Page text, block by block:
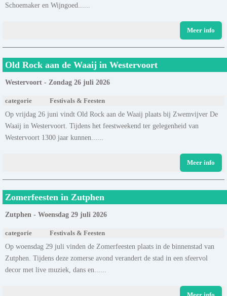
Schoemaker en Wijngoed......
Meer info
Old Rock aan de Waaij in Westervoort
Westervoort - Zondag 26 juli 2026
categorie Festivals & Feesten
Op vrijdag 26 juni vindt Old Rock aan de Waaij plaats bij Zwemvijver De
Waaij in Westervoort. Tijdens het feestweekend ter gelegenheid van
Westervoort 1300 jaar kunnen......
Meer info
Zomerfeesten in Zutphen
Zutphen - Woensdag 29 juli 2026
categorie Festivals & Feesten
Op woensdag 29 juli vinden de Zomerfeesten plaats in de binnenstad van
Zutphen. Tijdens deze zomerse avond verandert de stad in een sfeervol
decor met live muziek, dans en......